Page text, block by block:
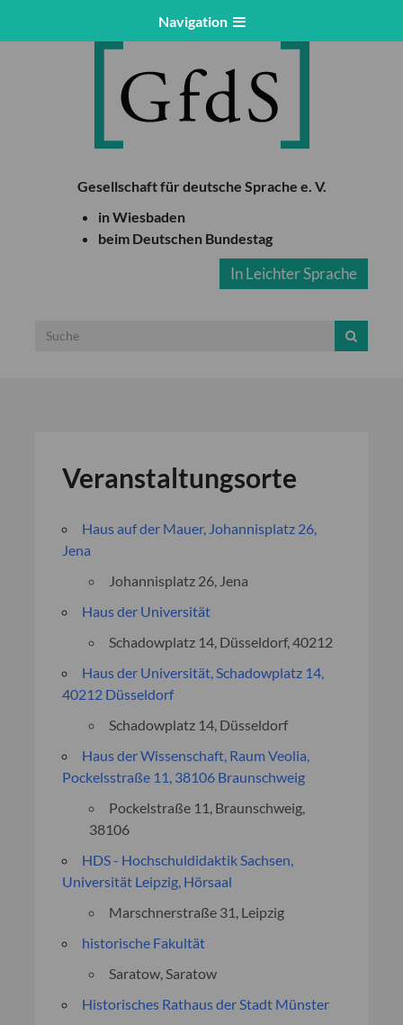
Navigation
Gesellschaft für deutsche Sprache e. V.
in Wiesbaden
beim Deutschen Bundestag
In Leichter Sprache
Veranstaltungsorte
Haus auf der Mauer, Johannisplatz 26,
Jena
Johannisplatz 26, Jena
Haus der Universität
Schadowplatz 14, Düsseldorf, 40212
Haus der Universität, Schadowplatz 14,
40212 Düsseldorf
Schadowplatz 14, Düsseldorf
Haus der Wissenschaft, Raum Veolia,
Pockelsstraße 11, 38106 Braunschweig
Pockelstraße 11, Braunschweig,
38106
HDS - Hochschuldidaktik Sachsen,
Universität Leipzig, Hörsaal
Marschnerstraße 31, Leipzig
historische Fakultät
Saratow, Saratow
Historisches Rathaus der Stadt Münster